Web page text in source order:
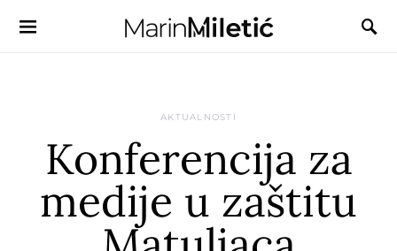
AKTUALNOSTI
Konferencija za
medije u zaštitu